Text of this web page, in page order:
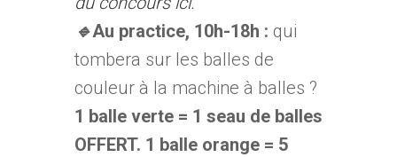
🔹Au practice, 10h-18h : qui
tombera sur les balles de
couleur à la machine à balles ?
1 balle verte = 1 seau de balles
OFFERT. 1 balle orange = 5